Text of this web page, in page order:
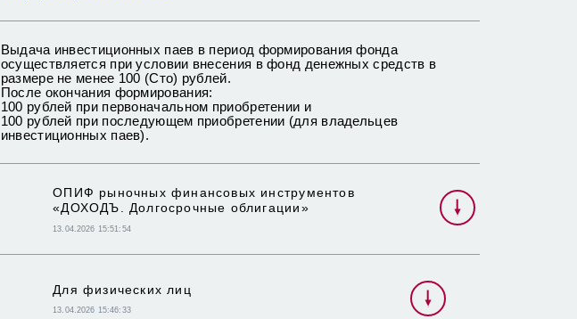
Выдача инвестиционных паев в период формирования фонда
осуществляется при условии внесения в фонд денежных средств в
размере не менее 100 (Сто) рублей.
После окончания формирования:
100 рублей при первоначальном приобретении и
100 рублей при последующем приобретении (для владельцев
инвестиционных паев).
ОПИФ рыночных финансовых инструментов
«ДОХОДЪ. Долгосрочные облигации»
13.04.2026 15:51:54
Для физических лиц
13.04.2026 15:46:33